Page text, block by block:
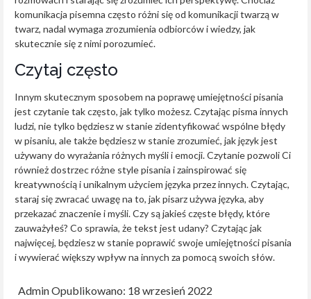
komunikacja pisemna często różni się od komunikacji twarzą w
twarz, nadal wymaga zrozumienia odbiorców i wiedzy, jak
skutecznie się z nimi porozumieć.
Czytaj często
Innym skutecznym sposobem na poprawę umiejętności pisania
jest czytanie tak często, jak tylko możesz. Czytając pisma innych
ludzi, nie tylko będziesz w stanie zidentyfikować wspólne błędy
w pisaniu, ale także będziesz w stanie zrozumieć, jak język jest
używany do wyrażania różnych myśli i emocji. Czytanie pozwoli Ci
również dostrzec różne style pisania i zainspirować się
kreatywnością i unikalnym użyciem języka przez innych. Czytając,
staraj się zwracać uwagę na to, jak pisarz używa języka, aby
przekazać znaczenie i myśli. Czy są jakieś częste błędy, które
zauważyłeś? Co sprawia, że tekst jest udany? Czytając jak
najwięcej, będziesz w stanie poprawić swoje umiejętności pisania
i wywierać większy wpływ na innych za pomocą swoich słów.
AdminOpublikowano: 18 wrzesień 2022